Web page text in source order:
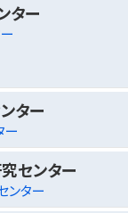
ター
ター
ー
センター
ンター